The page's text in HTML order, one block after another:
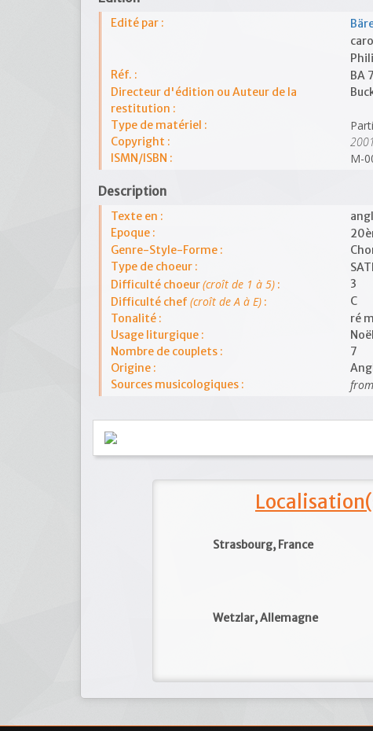
Edité par :
Réf. : BA
Directeur d'édition ou Auteur de la
restitution :
Type de matériel :
Copyright :
ISMN/ISBN : M-
Description
Texte en :
Epoque :
Genre-Style-Forme :
Type de choeur :
Difficulté choeur(croît de 1 à 5) :
3
Difficulté chef (croît de A à E) :
C
Tonalité :
ré
Usage liturgique :
Noël
Nombre de couplets :
7
Origine :
Sources musicologiques :
Strasbourg, France
Wetzlar, Allemagne